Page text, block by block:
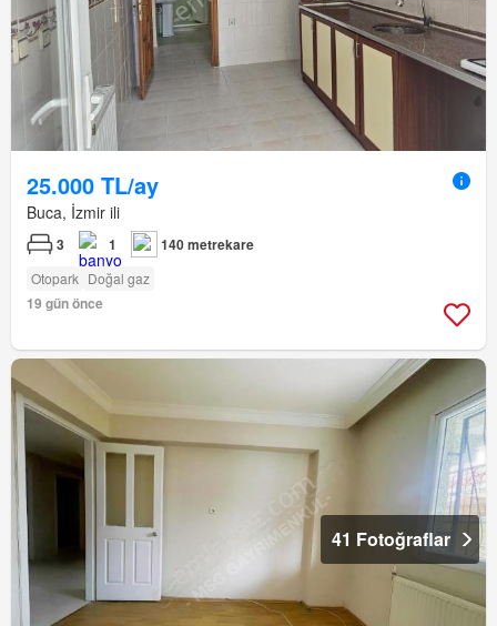
25.000 TL/ay
Buca, İzmir ili
3 1 140 metrekare
Otopark Doğal gaz
19 gün önce
41 Fotoğraflar